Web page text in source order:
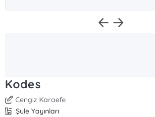
Kodes
Cengiz Karaefe
Şule Yayınları